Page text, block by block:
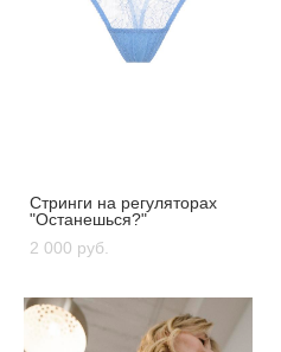
Стринги на регуляторах
"Останешься?"
2 000 pуб.